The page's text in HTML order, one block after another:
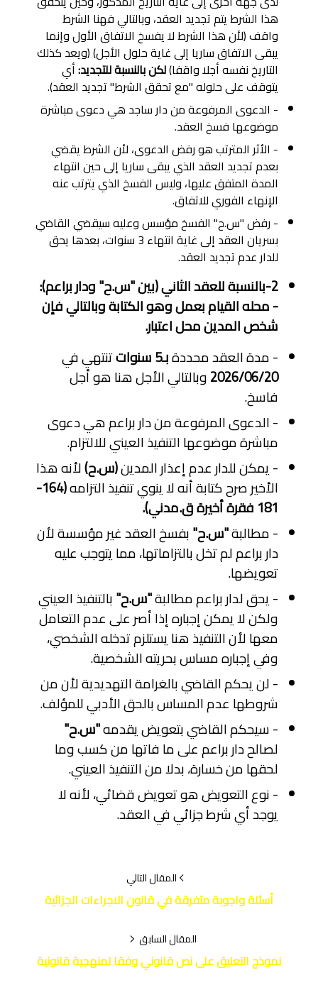
هذا الشرط يتم تجديد العقد، وبالتالي فهنا الشرط
واقف (لأن هذا الشرط لا يفسخ الاتفاق الأول وإنما
يبقى الاتفاق ساريا إلى غاية حلول الأجل) (ويعد كذلك
التاريخ نفسه أجلا واقفا)لكن بالنسبة للتجديد:أي
يتوقف على حلوله "مع تحقق الشرط" تجديد العقد).
- الدعوى المرفوعة من دار ساجد هي دعوى مباشرة
موضوعها فسخ العقد.
- الأثر المترتب هو رفض الدعوى، لأن الشرط يقضي
بعدم تجديد العقد الذي يبقى ساريا إلى حين انتهاء
المدة المتفق عليها، وليس الفسخ الذي يترتب عنه
الإنهاء الفوري للاتفاق.
- رفض "س.ح" الفسخ مؤسس وعليه سيقضي القاضي
بسريان العقد إلى غاية انتهاء 3 سنوات، بعدها يحق
للدار عدم تجديد العقد.
2-بالنسبة للعقد الثاني (بين "س.ح" ودار براعم):
- محله القيام بعمل وهو الكتابة وبالتالي فإن
شخص المدين محل اعتبار.
- مدة العقد محددةبـ5 سنوات
تنتهي في
2026/06/20وبالتالي الأجل هنا هو أجل
فاسخ.
- الدعوى المرفوعة من دار براعم هي دعوى
مباشرة موضوعها التنفيذ العيني للالتزام.
- يمكن للدار عدم إعذار المدين(س.ح)لأنه هذا
الأخير صرح كتابة أنه لا ينوي تنفيذ التزامه
(164-
181 فقرة أخيرة ق.مدني).
- مطالبة"س.ح"بفسخ العقد غير مؤسسة لأن
دار براعم لم تخل بالتزاماتها، مما يتوجب عليه
تعويضها.
- يحق لدار براعم مطالبة"س.ح"بالتنفيذ العيني
ولكن لا يمكن إجباره إذا أصر على عدم التعامل
معها لأن التنفيذ هنا يستلزم تدخله الشخصي،
وفي إجباره مساس بحريته الشخصية.
- لن يحكم القاضي بالغرامة التهديدية لأن من
شروطها عدم المساس بالحق الأدبي للمؤلف.
- سيحكم القاضي بتعويض يقدمه"س.ح"
لصالح دار براعم على ما فاتها من كسب وما
لحقها من خسارة، بدلا من التنفيذ العيني.
- نوع التعويض هو تعويض قضائي، لأنه لا
يوجد أي شرط جزائي في العقد.
المقال التالي
أسئلة واجوبة متفرقة في قانون الاجراءات الجزائية
المقال السابق
نموذج التعليق على نص قانوني وفقا لمنهجية قانونية